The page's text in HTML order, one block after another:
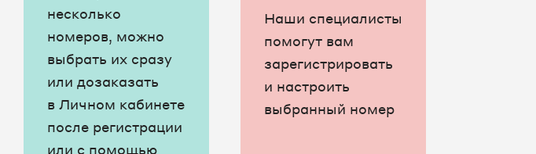
несколько
номеров, можно
выбрать их сразу
или дозаказать
в Личном кабинете
после регистрации
или с помощью
Наши специалисты
помогут вам
зарегистрировать
и настроить
выбранный номер